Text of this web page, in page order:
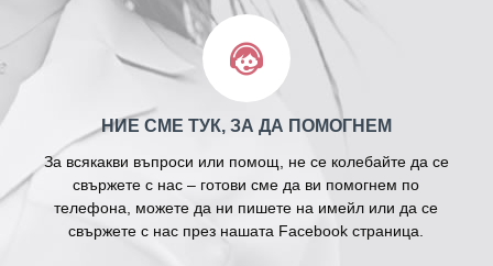
НИЕ СМЕ ТУК, ЗА ДА ПОМОГНЕМ
За всякакви въпроси или помощ, не се колебайте да се
свържете с нас – готови сме да ви помогнем по
телефона, можете да ни пишете на имейл или да се
свържете с нас през нашата Facebook страница.